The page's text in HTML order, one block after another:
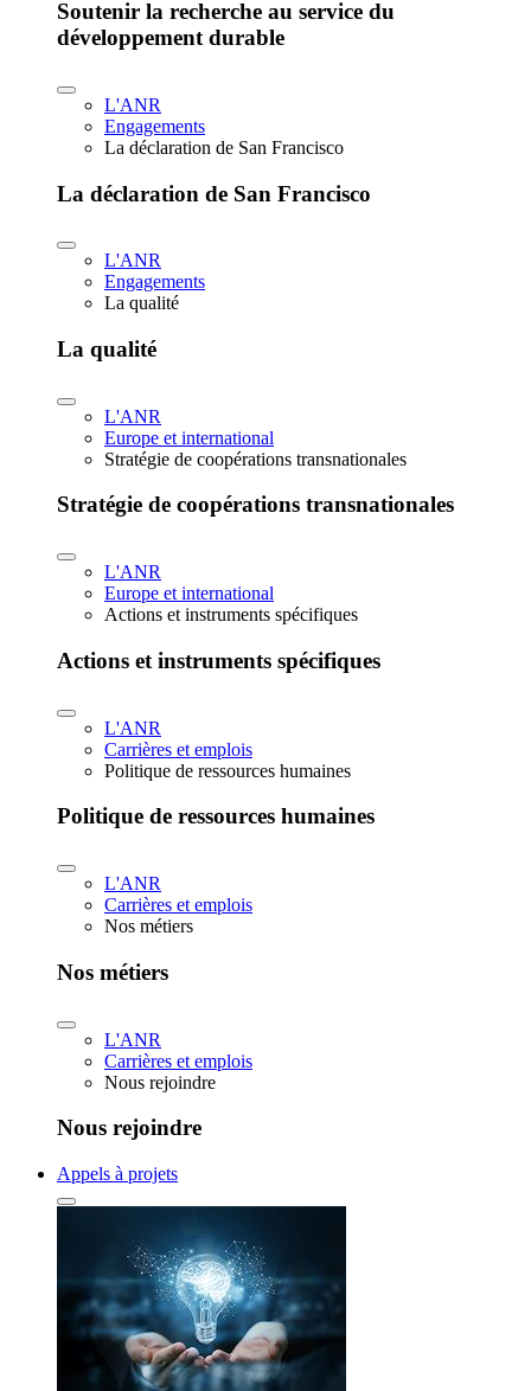
Soutenir la recherche au service du
développement durable
L'ANR
Engagements
La déclaration de San Francisco
La déclaration de San Francisco
L'ANR
Engagements
La qualité
La qualité
L'ANR
Europe et international
Stratégie de coopérations transnationales
Stratégie de coopérations transnationales
L'ANR
Europe et international
Actions et instruments spécifiques
Actions et instruments spécifiques
L'ANR
Carrières et emplois
Politique de ressources humaines
Politique de ressources humaines
L'ANR
Carrières et emplois
Nos métiers
Nos métiers
L'ANR
Carrières et emplois
Nous rejoindre
Nous rejoindre
Appels à projets